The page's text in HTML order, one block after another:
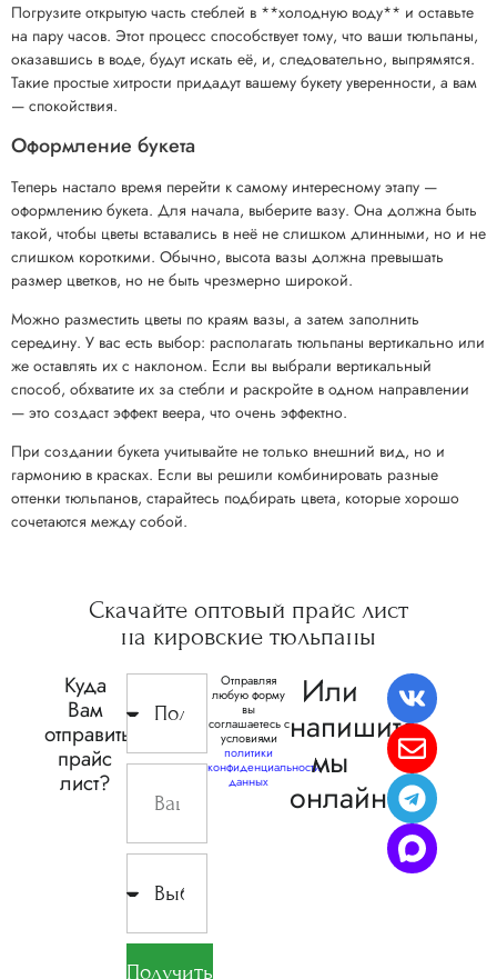
Погрузите открытую часть стеблей в **холодную воду** и оставьте
на пару часов. Этот процесс способствует тому, что ваши тюльпаны,
оказавшись в воде, будут искать её, и, следовательно, выпрямятся.
Такие простые хитрости придадут вашему букету уверенности, а вам
— спокойствия.
Оформление букета
Теперь настало время перейти к самому интересному этапу —
оформлению букета. Для начала, выберите вазу. Она должна быть
такой, чтобы цветы вставались в неё не слишком длинными, но и не
слишком короткими. Обычно, высота вазы должна превышать
размер цветков, но не быть чрезмерно широкой.
Можно разместить цветы по краям вазы, а затем заполнить
середину. У вас есть выбор: располагать тюльпаны вертикально или
же оставлять их с наклоном. Если вы выбрали вертикальный
способ, обхватите их за стебли и раскройте в одном направлении
— это создаст эффект веера, что очень эффектно.
При создании букета учитывайте не только внешний вид, но и
гармонию в красках. Если вы решили комбинировать разные
оттенки тюльпанов, старайтесь подбирать цвета, которые хорошо
сочетаются между собой.
Скачайте оптовый прайс лист
на кировские тюльпаны
Куда
Вам
отправить
прайс
лист?
Получить
Отправляя
любую форму
вы
соглашаетесь с
условиями
политики
конфиденциальности
данных
Или
напишите,
мы
онлайн